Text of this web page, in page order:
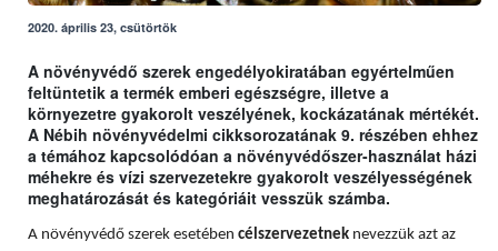
2020. április 23, csütörtök
A növényvédő szerek engedélyokiratában egyértelműen
feltüntetik a termék emberi egészségre, illetve a
környezetre gyakorolt veszélyének, kockázatának mértékét.
A Nébih növényvédelmi cikksorozatának 9. részében ehhez
a témához kapcsolódóan a növényvédőszer-használat házi
méhekre és vízi szervezetekre gyakorolt veszélyességének
meghatározását és kategóriáit vesszük számba.
A növényvédő szerek esetében célszervezetnek nevezzük azt az